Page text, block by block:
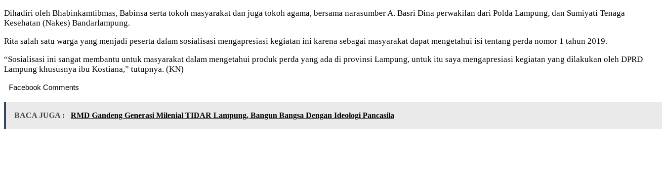
Dihadiri oleh Bhabinkamtibmas, Babinsa serta tokoh masyarakat dan juga tokoh agama, bersama narasumber A. Basri Dina perwakilan dari Polda Lampung, dan Sumiyati Tenaga
Kesehatan (Nakes) Bandarlampung.
Rita salah satu warga yang menjadi peserta dalam sosialisasi mengapresiasi kegiatan ini karena sebagai masyarakat dapat mengetahui isi tentang perda nomor 1 tahun 2019.
“Sosialisasi ini sangat membantu untuk masyarakat dalam mengetahui produk perda yang ada di provinsi Lampung, untuk itu saya mengapresiasi kegiatan yang dilakukan oleh DPRD
Lampung khususnya ibu Kostiana,” tutupnya. (KN)
Facebook Comments
BACA JUGA : RMD Gandeng Generasi Milenial TIDAR Lampung, Bangun Bangsa Dengan Ideologi Pancasila